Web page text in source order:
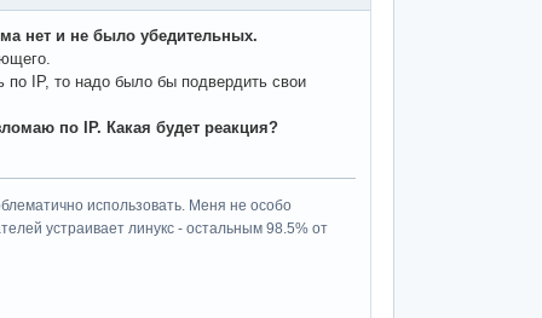
нет и не было убедительных.
по IP, то надо было бы подвердить свои
по IP. Какая будет реакция?
использовать. Меня не особо
устраивает линукс - остальным 98.5% от